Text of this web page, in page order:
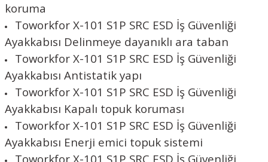
koruma
Toworkfor X-101 S1P SRC ESD İş Güvenliği
Ayakkabısı Delinmeye dayanıklı ara taban
Toworkfor X-101 S1P SRC ESD İş Güvenliği
Ayakkabısı Antistatik yapı
Toworkfor X-101 S1P SRC ESD İş Güvenliği
Ayakkabısı Kapalı topuk koruması
Toworkfor X-101 S1P SRC ESD İş Güvenliği
Ayakkabısı Enerji emici topuk sistemi
Toworkfor X-101 S1P SRC ESD İş Güvenliği